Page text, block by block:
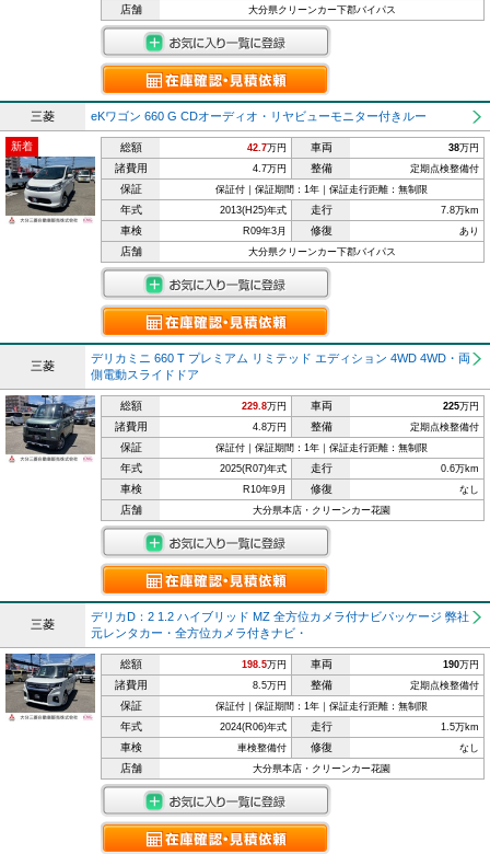
店舗 大分県クリーンカー下郡バイパス
三菱 eKワゴン 660 G CDオーディオ・リヤビューモニター付きルー
新着 総額 42.7万円 車両 38万円
諸費用 4.7万円 整備 定期点検整備付
保証 保証付｜保証期間：1年｜保証走行距離：無制限
年式 2013(H25)年式 走行 7.8万km
車検 R09年3月 修復 あり
店舗 大分県クリーンカー下郡バイパス
三菱
デリカミニ 660 T プレミアム リミテッド エディション 4WD 4WD・両
側電動スライドドア
総額 229.8万円 車両 225万円
諸費用 4.8万円 整備 定期点検整備付
保証 保証付｜保証期間：1年｜保証走行距離：無制限
年式 2025(R07)年式 走行 0.6万km
車検 R10年9月 修復 なし
店舗 大分県本店・クリーンカー花園
三菱
デリカD：2 1.2 ハイブリッド MZ 全方位カメラ付ナビパッケージ 弊社
元レンタカー・全方位カメラ付きナビ・
総額 198.5万円 車両 190万円
諸費用 8.5万円 整備 定期点検整備付
保証 保証付｜保証期間：1年｜保証走行距離：無制限
年式 2024(R06)年式 走行 1.5万km
車検 車検整備付 修復 なし
店舗 大分県本店・クリーンカー花園